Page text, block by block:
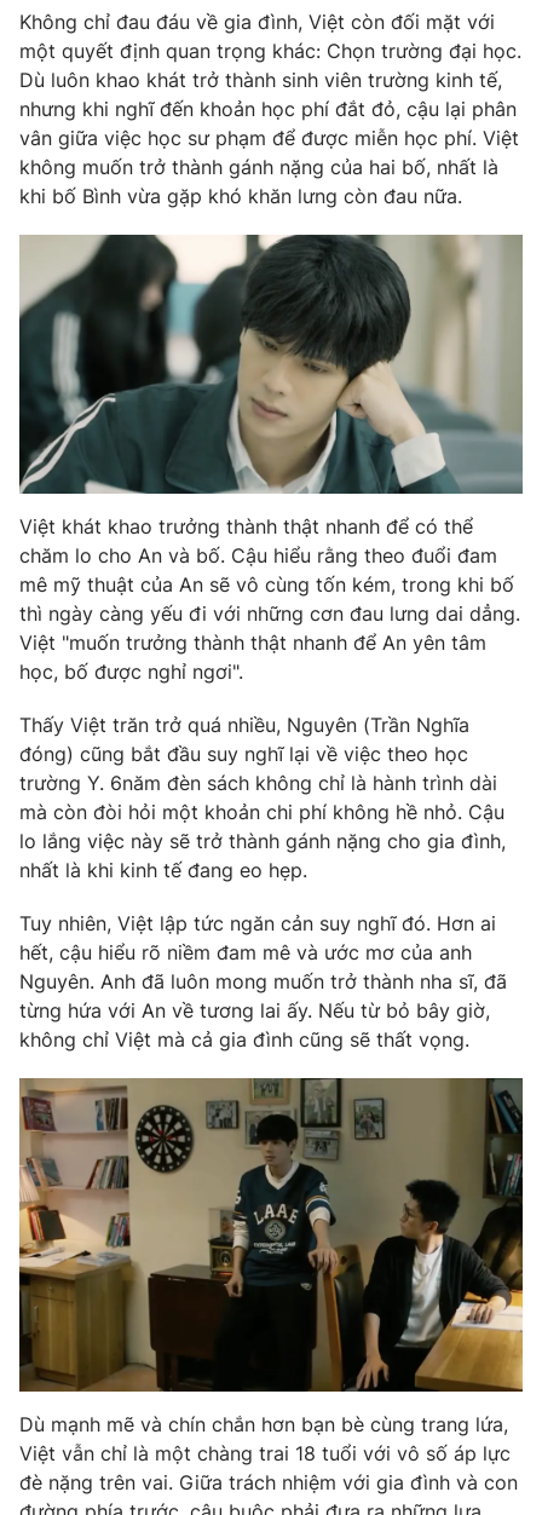
Khán giả
Giải sao mai
Âm nhạc
Sao
Du lịch
Làm đẹp
Chất lượng cuộc sống
Giáo dục
Tuyển sinh
Học trực tuyến
Công nghệ
Hitech Công nghệ tương lai
Thị trường
Tư vấn
Giao lưu trực tuyến
Lịch phát sóng
Chuyên mục khác
Emagazine Podcast
Photo Infographic
Video Shorts video
VTV Money VTV Thể thao
VTV Sức khoẻ
Thị trường 24h Tấm lòng Việt
VTV4 Vươn mình bằng AI
Liên hệ tòa soạn English
THỜI BÁO VTV
Theo dõi báo trên
Cơ quan chủ quản:
Đài Truyền hình Việt Nam
Cơ quan báo chí:
Thời báo VTV
Giấy phép hoạt động báo in và báo điện tử số 483/GP-BTTTT
cấp ngày 29/12/2023
Tổng Biên tập: Vũ Thanh Thủy
Phó Tổng Biên tập:Nguyễn Thị Mỹ Hạnh, Phạm Quốc Thắng,
Nguyễn Trọng Ninh
Tổng đài VTV: 024.38 355 931 - 024.38 355 932
Ðiện thoại Thời báo VTV:024.66 897 897
Không chỉ đau đáu về gia đình, Việt còn đối mặt với
một quyết định quan trọng khác: Chọn trường đại học.
Dù luôn khao khát trở thành sinh viên trường kinh tế,
nhưng khi nghĩ đến khoản học phí đắt đỏ, cậu lại phân
vân giữa việc học sư phạm để được miễn học phí. Việt
không muốn trở thành gánh nặng của hai bố, nhất là
khi bố Bình vừa gặp khó khăn lưng còn đau nữa.
Việt khát khao trưởng thành thật nhanh để có thể
chăm lo cho An và bố. Cậu hiểu rằng theo đuổi đam
mê mỹ thuật của An sẽ vô cùng tốn kém, trong khi bố
thì ngày càng yếu đi với những cơn đau lưng dai dẳng.
Việt "muốn trưởng thành thật nhanh để An yên tâm
học, bố được nghỉ ngơi".
Thấy Việt trăn trở quá nhiều, Nguyên (Trần Nghĩa
đóng) cũng bắt đầu suy nghĩ lại về việc theo học
trường Y. 6năm đèn sách không chỉ là hành trình dài
mà còn đòi hỏi một khoản chi phí không hề nhỏ. Cậu
lo lắng việc này sẽ trở thành gánh nặng cho gia đình,
nhất là khi kinh tế đang eo hẹp.
Tuy nhiên, Việt lập tức ngăn cản suy nghĩ đó. Hơn ai
hết, cậu hiểu rõ niềm đam mê và ước mơ của anh
Nguyên. Anh đã luôn mong muốn trở thành nha sĩ, đã
từng hứa với An về tương lai ấy. Nếu từ bỏ bây giờ,
không chỉ Việt mà cả gia đình cũng sẽ thất vọng.
Dù mạnh mẽ và chín chắn hơn bạn bè cùng trang lứa,
Việt vẫn chỉ là một chàng trai 18 tuổi với vô số áp lực
đè nặng trên vai. Giữa trách nhiệm với gia đình và con